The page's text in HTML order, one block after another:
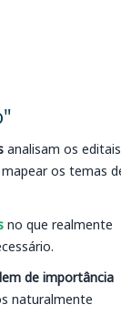
analisam os editais
os temas
no que realmente
de importância
naturalmente